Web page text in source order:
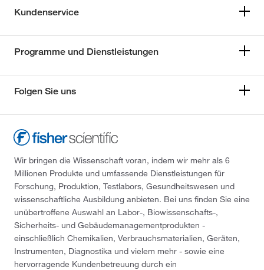
Kundenservice
Programme und Dienstleistungen
Folgen Sie uns
Wir bringen die Wissenschaft voran, indem wir mehr als 6
Millionen Produkte und umfassende Dienstleistungen für
Forschung, Produktion, Testlabors, Gesundheitswesen und
wissenschaftliche Ausbildung anbieten. Bei uns finden Sie eine
unübertroffene Auswahl an Labor-, Biowissenschafts-,
Sicherheits- und Gebäudemanagementprodukten -
einschließlich Chemikalien, Verbrauchsmaterialien, Geräten,
Instrumenten, Diagnostika und vielem mehr - sowie eine
hervorragende Kundenbetreuung durch ein